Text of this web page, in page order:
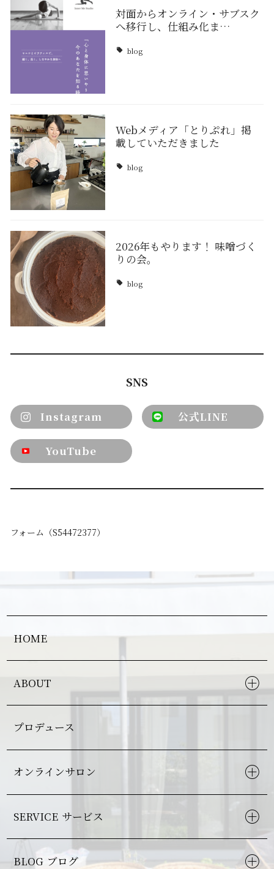
対面からオンライン・サブスク
へ移行し、仕組み化ま…
blog
Webメディア「とりぷれ」掲
載していただきました
blog
2026年もやります！ 味噌づく
りの会。
blog
SNS
Instagram 公式LINE
YouTube
フォーム（S54472377）
HOME
ABOUT
プロデュース
オンラインサロン
SERVICE サービス
BLOG ブログ